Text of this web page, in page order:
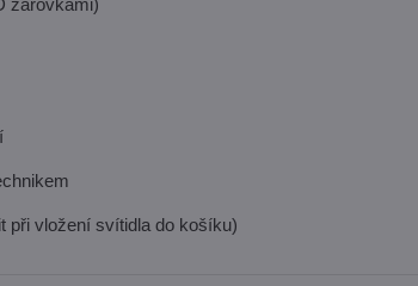
žárovkami)
při vložení svítidla do košíku)